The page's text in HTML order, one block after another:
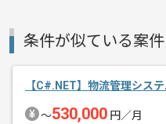
メント
今
条件が似ている案件
【C#.NET】物流管理シス
〜530,000 円／月